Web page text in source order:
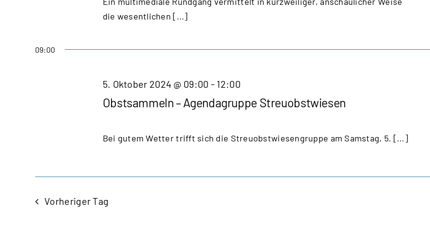
die wesentlichen [...]
09:00
Obstsammeln – Agendagruppe Streuobstwiesen
5. Oktober 2024 @ 09:00 - 12:00
Bei gutem Wetter trifft sich die Streuobstwiesengruppe am Samstag, 5. [...]
Vorheriger Tag